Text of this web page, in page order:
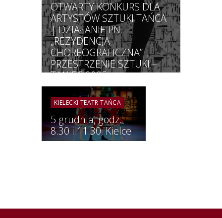
OTWARTY KONKURS DLA
ARTYSTÓW SZTUKI TAŃCA
| DZIAŁANIE PN.
„REZYDENCJA
CHOREOGRAFICZNA” |
PRZESTRZENIE SZTUKI –
TANIEC 2025
KIELECKI TEATR TAŃCA
5 grudnia, godz.
8.30 i 11.30, Kielce